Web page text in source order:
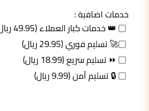
خدمات اضافية :
👑 خدمات كبار العملاء (49.95 ريال)
🚀 تسليم فوري (29.95 ريال)
⏩ تسليم سريع (18.99 ريال)
🔒 تسليم آمن (9.99 ريال)